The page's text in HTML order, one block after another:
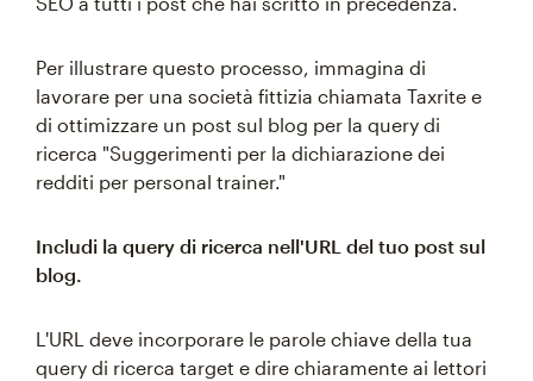
Per illustrare questo processo, immagina di
lavorare per una società fittizia chiamata Taxrite e
di ottimizzare un post sul blog per la query di
ricerca "Suggerimenti per la dichiarazione dei
redditi per personal trainer."
Includi la query di ricerca nell'URL del tuo post sul
blog.
L'URL deve incorporare le parole chiave della tua
query di ricerca target e dire chiaramente ai lettori